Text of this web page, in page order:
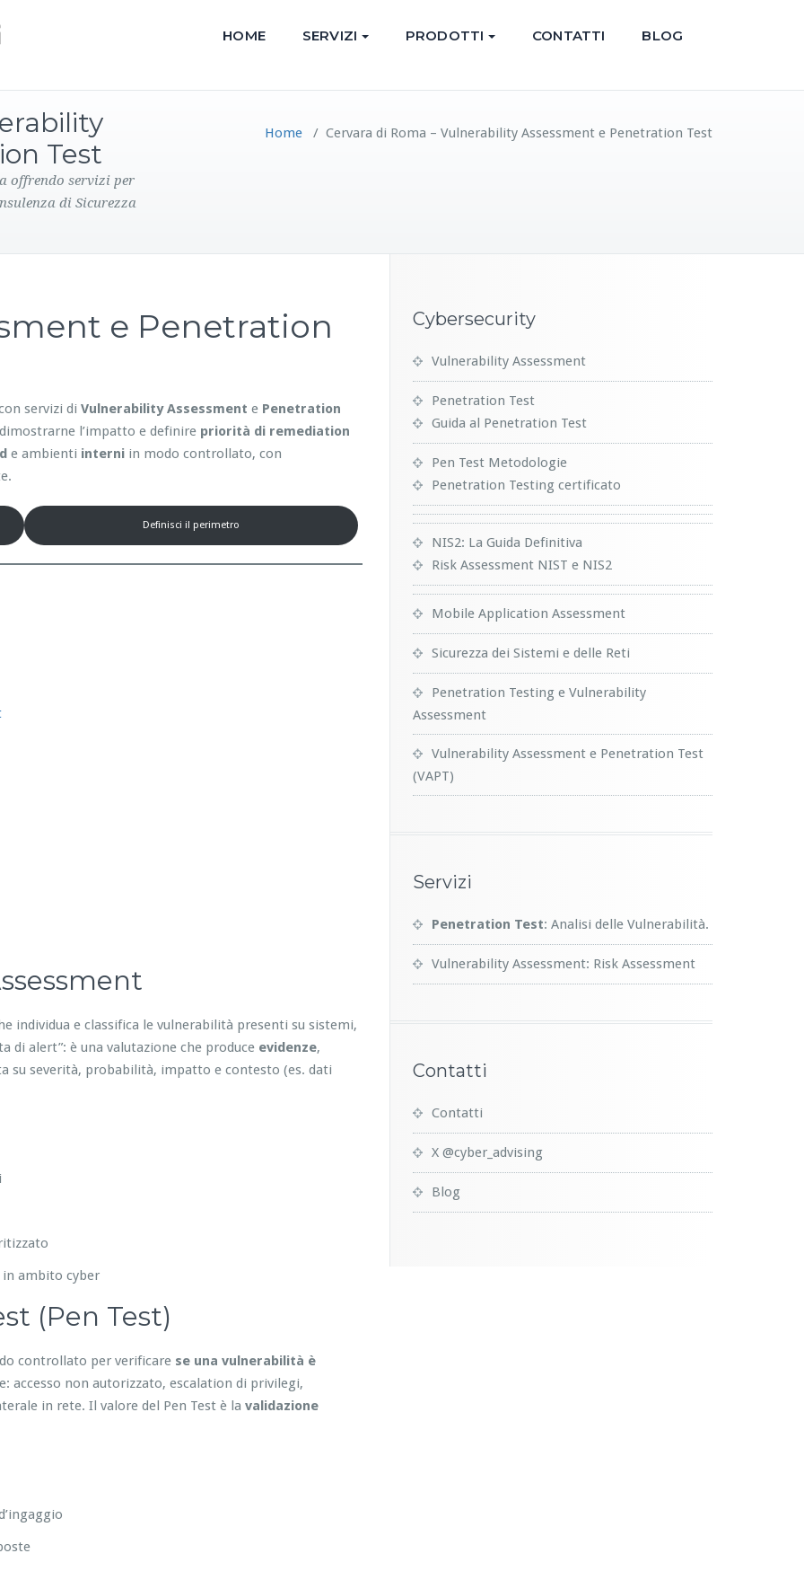
HOME SERVIZI PRODOTTI CONTATTI BLOG
Test
offrendo servizi per
di Sicurezza
Home / Cervara di Roma – Vulnerability Assessment e Penetration Test
e Penetration
servizi di Vulnerability Assessment e Penetration
l’impatto e definire priorità di remediation
e ambienti interni in modo controllato, con
Definisci il perimetro
individua e classifica le vulnerabilità presenti su sistemi,
di alert”: è una valutazione che produce evidenze,
su severità, probabilità, impatto e contesto (es. dati
ambito cyber
(Pen Test)
controllato per verificare se una vulnerabilità è
accesso non autorizzato, escalation di privilegi,
in rete. Il valore del Pen Test è la validazione
Cybersecurity
Vulnerability Assessment
Penetration Test
Guida al Penetration Test
Pen Test Metodologie
Penetration Testing certificato
NIS2: La Guida Definitiva
Risk Assessment NIST e NIS2
Mobile Application Assessment
Sicurezza dei Sistemi e delle Reti
Penetration Testing e Vulnerability
Assessment
Vulnerability Assessment e Penetration Test
(VAPT)
Servizi
Penetration Test: Analisi delle Vulnerabilità.
Vulnerability Assessment: Risk Assessment
Contatti
Contatti
X @cyber_advising
Blog